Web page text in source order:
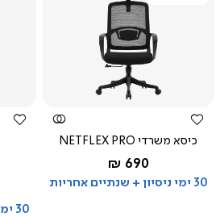
צפייה
מהירה
כיסא משרדי NETFLEX PRO
החל מ-
690 ₪
30 ימי ניסיון + שנתיים אחריות
שחור
30 ימי ניסיון + שנתיים אחריות